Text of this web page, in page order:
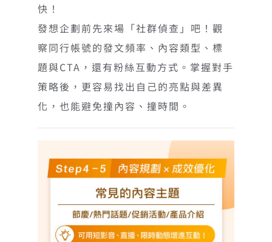
快！
發想企劃前先來場「社群偵查」吧！觀
察同行帳號的發文頻率、內容類型、標
題與CTA，還有粉絲互動方式。掌握對手
策略後，更容易找出自己的亮點與差異
化，也能避免撞內容、撞時間。